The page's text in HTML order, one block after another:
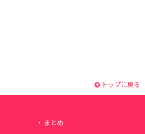
トップに戻る
まとめ